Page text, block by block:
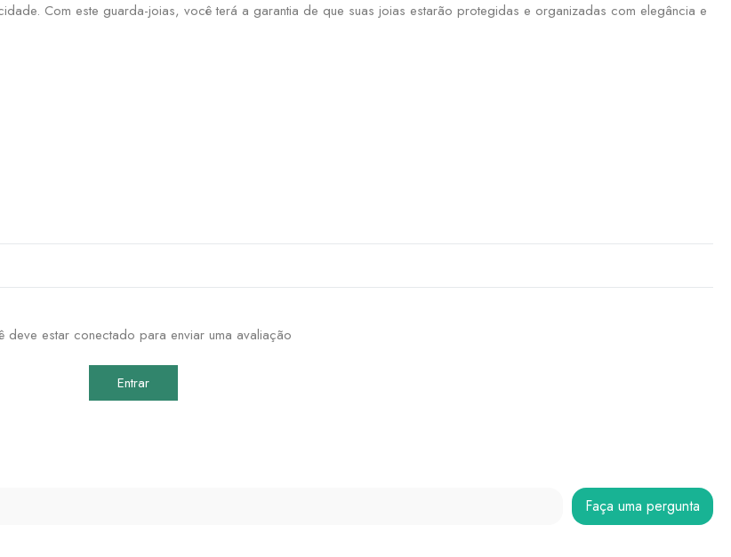
Com este guarda-joias, você terá a garantia de que suas joias estarão protegidas e organizadas com elegância e
deve estar conectado para enviar uma avaliação
Entrar
Faça uma pergunta